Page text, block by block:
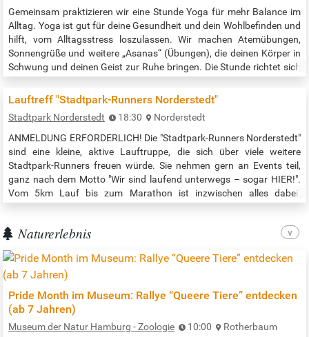
Gemeinsam praktizieren wir eine Stunde Yoga für mehr Balance im
Alltag. Yoga ist gut für deine Gesundheit und dein Wohlbefinden und
hilft, vom Alltagsstress loszulassen. Wir machen Atemübungen,
Sonnengrüße und weitere „Asanas“ (Übungen), die deinen Körper in
Schwung und deinen Geist zur Ruhe bringen. Die Stunde richtet sich
ist an der "Dose" neben dem Multicourt. Veranstaltungszeit:…
Lauftreff "Stadtpark-Runners Norderstedt"
Stadtpark Norderstedt 18:30
Norderstedt
ANMELDUNG ERFORDERLICH! Die "Stadtpark-Runners Norderstedt"
sind eine kleine, aktive Lauftruppe, die sich über viele weitere
Stadtpark-Runners freuen würde. Sie nehmen gern an Events teil,
ganz nach dem Motto "Wir sind laufend unterwegs – sogar HIER!".
Vom 5km Lauf bis zum Marathon ist inzwischen alles dabei.
nicht nur am Dienstag…
Naturerlebnis
Pride Month im Museum: Rallye “Queere Tiere” entdecken
(ab 7 Jahren)
Museum der Natur Hamburg - Zoologie 10:00
Rotherbaum